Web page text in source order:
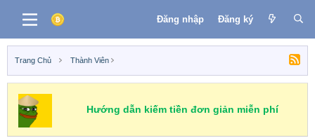
Đăng nhập Đăng ký
Trang Chủ Thành Viên
Hướng dẫn kiếm tiền đơn giản miễn phí